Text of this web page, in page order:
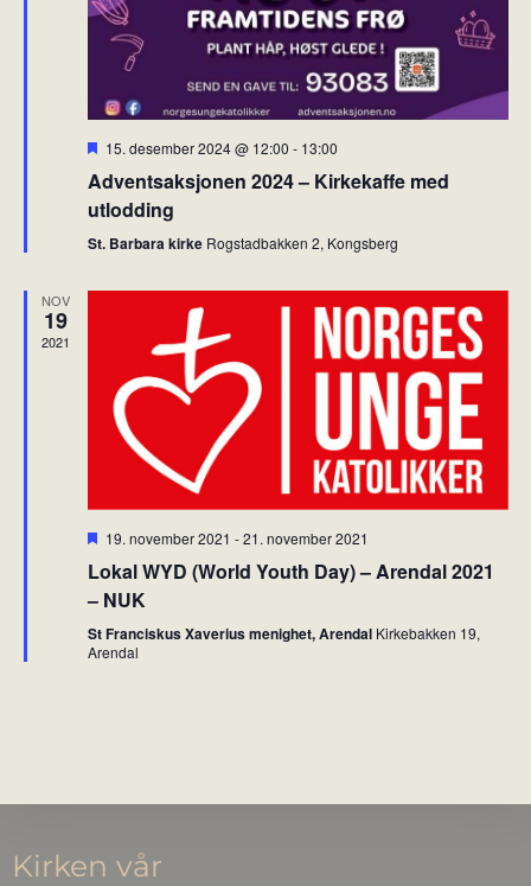
a
n
d
i
N
a
v
i
g
a
t
o
a
i
o
F
e
m
h
e
15. desember 2024 @ 12:00 - 13:00
Adventsaksjonen 2024 – Kirkekaffe med
utlodding
St. Barbara kirke Rogstadbakken 2, Kongsberg
NOV
19
2021
F
e
m
h
e
v
19. november 2021 -21. november 2021
Lokal WYD (World Youth Day) – Arendal 2021
– NUK
St Franciskus Xaverius menighet, Arendal Kirkebakken 19,
Arendal
Kirken vår